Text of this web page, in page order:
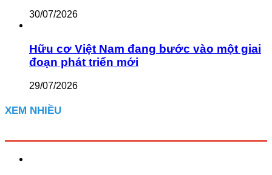
30/07/2026
Hữu cơ Việt Nam đang bước vào một giai
đoạn phát triển mới
29/07/2026
XEM NHIỀU